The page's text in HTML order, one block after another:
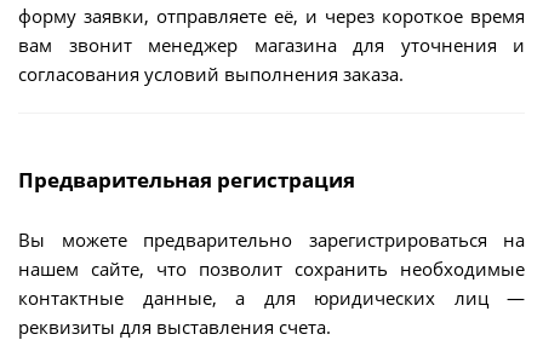
форму заявки, отправляете её, и через короткое время
вам звонит менеджер магазина для уточнения и
согласования условий выполнения заказа.
Предварительная регистрация
Вы можете предварительно зарегистрироваться на
нашем сайте, что позволит сохранить необходимые
контактные данные, а для юридических лиц —
реквизиты для выставления счета.